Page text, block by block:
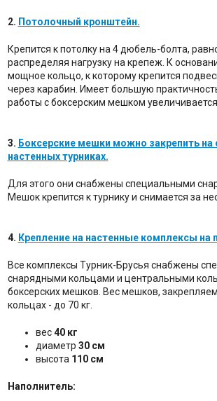
2. Потолочный кронштейн.
Крепится к потолку на 4 дюбель-болта,
распределяя нагрузку на крепеж. К
мощное кольцо, к которому крепится
через карабин. Имеет большую
работы с боксерским мешком
3. Боксерские мешки можно закрепить на
настенных турниках.
Для этого они снабжены специальными
Мешок крепится к турнику и снимается за
4. Крепление на настенные комплексы на
Все комплексы Турник-Брусья снабжены
снарядными кольцами и центральными
боксерских мешков. Вес мешков,
кольцах - до 70 кг.
вес40 кг
диаметр 30 см
высота 110 см
Наполнитель: